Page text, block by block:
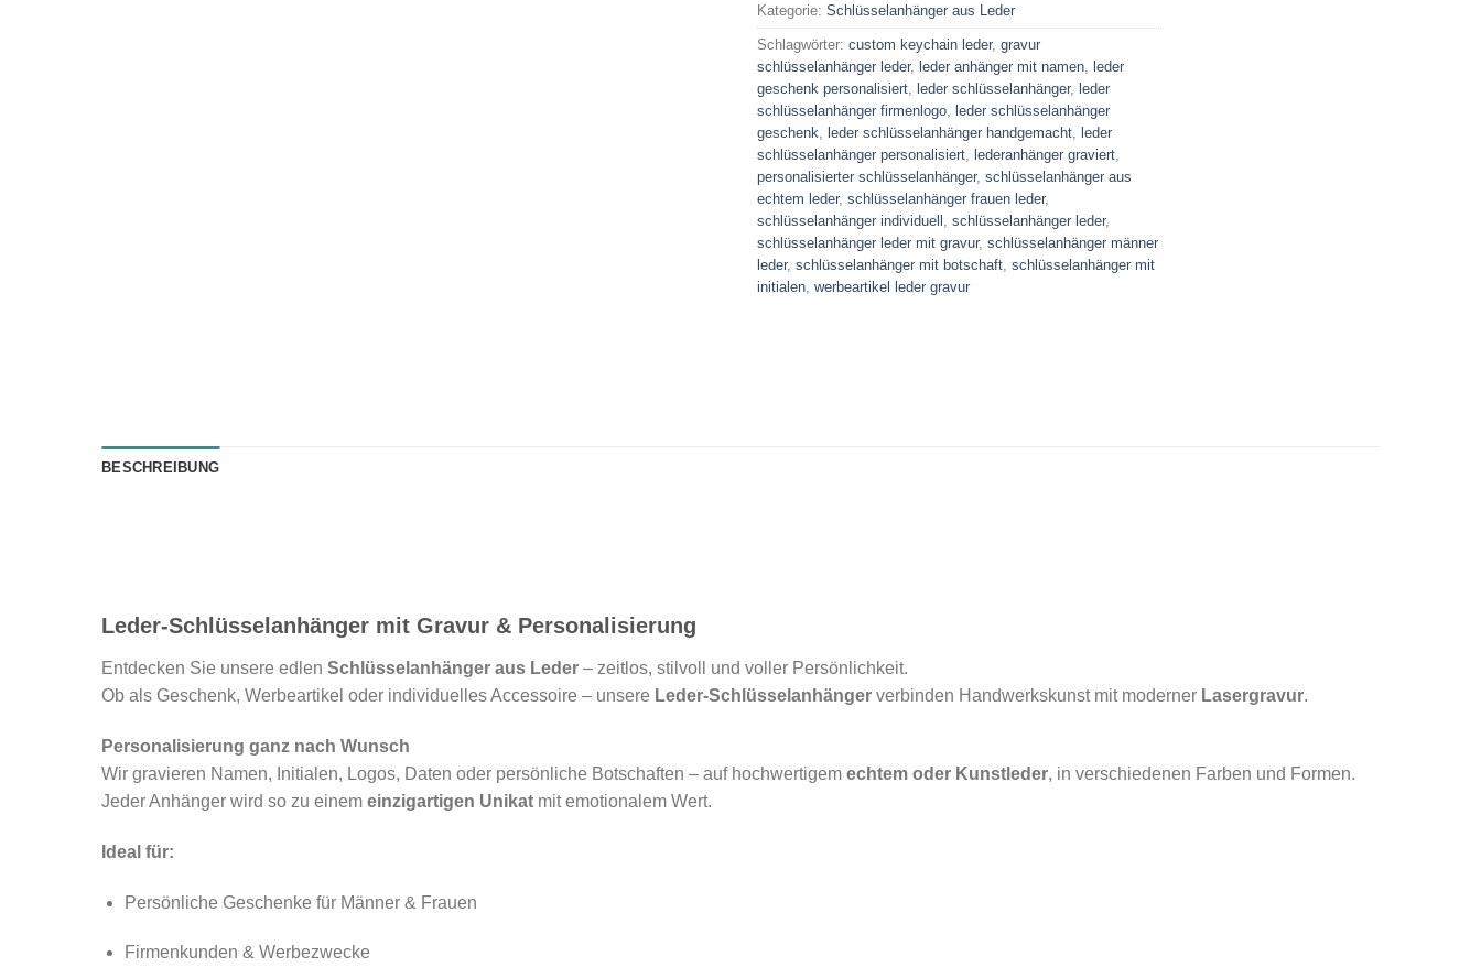
Kategorie: Schlüsselanhänger aus Leder
Schlagwörter: custom keychain leder, gravur
schlüsselanhänger leder, leder anhänger mit namen leder
geschenk personalisiert leder schlüsselanhänger, leder
schlüsselanhänger firmenlogo leder schlüsselanhänger
geschenk leder schlüsselanhänger handgemacht leder
schlüsselanhänger personalisiert lederanhänger graviert
personalisierter schlüsselanhänger, schlüsselanhänger aus
echtem leder, schlüsselanhänger frauen leder,
schlüsselanhänger individuell schlüsselanhänger leder,
schlüsselanhänger leder mit gravur, schlüsselanhänger männer
leder, schlüsselanhänger mit botschaft schlüsselanhänger mit
initialen werbeartikel leder gravur
BESCHREIBUNG
Leder-Schlüsselanhänger mit Gravur & Personalisierung
Entdecken Sie unsere edlen Schlüsselanhänger aus Leder – zeitlos, stilvoll und voller Persönlichkeit.
Ob als Geschenk, Werbeartikel oder individuelles Accessoire – unsere Leder-Schlüsselanhänger verbinden Handwerkskunst mit moderner Lasergravur.
Personalisierung ganz nach Wunsch
Wir gravieren Namen, Initialen, Logos, Daten oder persönliche Botschaften – auf hochwertigem echtem oder Kunstleder, in verschiedenen Farben und Formen.
Jeder Anhänger wird so zu einem einzigartigen Unikat mit emotionalem Wert.
Ideal für:
Persönliche Geschenke für Männer & Frauen
Firmenkunden & Werbezwecke